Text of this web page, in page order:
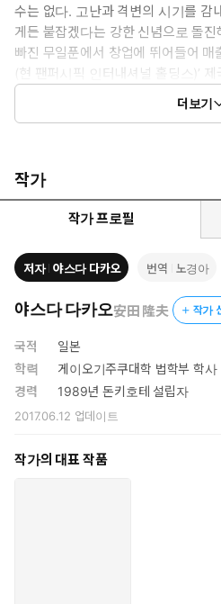
수는 없다. 고난과 격변의 시기를 감
게든 붙잡겠다는 강한 신념으로 돌
빠진 무일푼에서 창업에 뛰어들어 매
(현 팬퍼시픽 인터내셔널 홀딩스)’
오감을 총동원해 궁리한 사업 아이
하는 경영 전략으로 사업을 대성공
이 책은 운을 다루는 현실적 처세술과
잡는 최강의 경영법을 다룬다. 개인
찰부터 행운을 키우고 불운은 낮추
대 조건과 사례, 조직을 이끄는 리더
堅守)·주어 전환·권한 이양과 같은 일
압승으로 이끌 경영 철학까지 밀도
에서 글로벌 초거대 기업의 회장이
패, 성공 끝에 집대성한 독특하고 독
원리를 더해 개인과 조직의 성장에
이 운이라는 벽에 부딪혀 인생의 방
인생의 축을 세우고 원하는 삶으로
더보기
작가
작가 프로필
저자 야스다 다카오 번역 노경아
야스다 다카오安田 隆夫 작가
국적
일본
학력
게이오기주쿠대학 법학부 학사
경력
1989년 돈키호테 설립자
2017.06.12 업데이트
작가의 대표 작품